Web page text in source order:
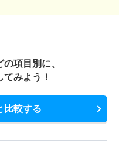
項目別に、
みよう！
比較する